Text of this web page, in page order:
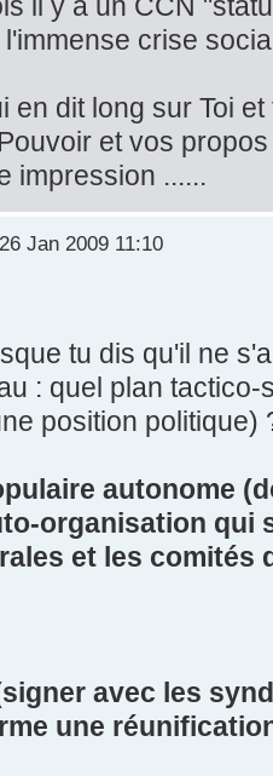
il y a un CCN
crise
en dit long sur Toi
et vos
impression ......
Jan 2009 11:10
tu dis qu'il ne
: quel plan
position politique)
autonome
organisation qui
et les comités
avec les
une